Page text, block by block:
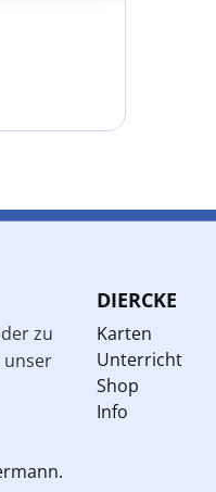
zu
unser
DIERCKE
Karten
Unterricht
Shop
Info